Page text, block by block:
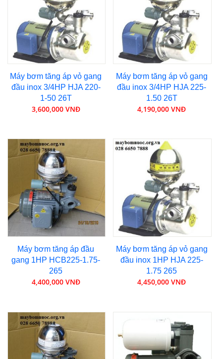
Máy bơm tăng áp vỏ gang
đầu inox 3/4HP HJA 220-
1-50 26T
3,600,000 VNĐ
Máy bơm tăng áp vỏ gang
đầu inox 3/4HP HJA 225-
1.50 26T
4,190,000 VNĐ
Máy bơm tăng áp đầu
gang 1HP HCB225-1.75-
265
4,400,000 VNĐ
Máy bơm tăng áp vỏ gang
đầu inox 1HP HJA 225-
1.75 265
4,450,000 VNĐ